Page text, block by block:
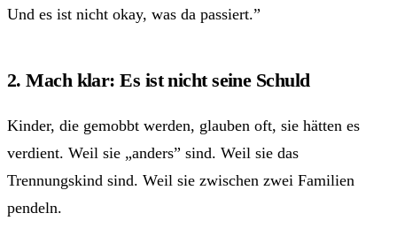
Und es ist nicht okay, was da passiert.”
2. Mach klar: Es ist nicht seine Schuld
Kinder, die gemobbt werden, glauben oft, sie hätten es
verdient. Weil sie „anders” sind. Weil sie das
Trennungskind sind. Weil sie zwischen zwei Familien
pendeln.